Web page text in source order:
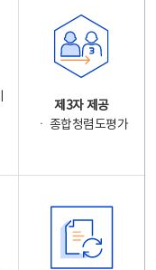
제3자 제공
ㆍ 종합청렴도평가